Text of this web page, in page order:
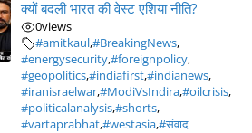
क्यों बदली भारत की वेस्ट एशिया नीति?
0views
#amitkaul,#BreakingNews,
#energysecurity,#foreignpolicy,
#geopolitics,#indiafirst,#indianews,
#iranisraelwar,#ModiVsIndira,#oilcrisis,
#politicalanalysis,#shorts,
#vartaprabhat,#westasia,#संवाद